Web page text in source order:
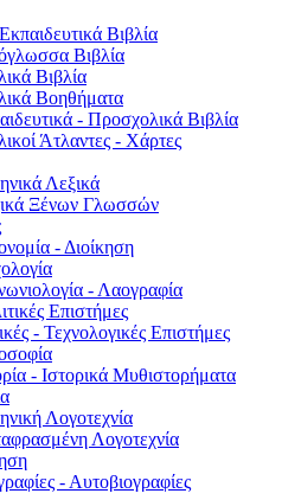
Βιβλία
Βιβλία
Βιβλία
Βοηθήματα
- Προσχολικά Βιβλία
Άτλαντες - Χάρτες
Λεξικά
Ξένων Γλωσσών
- Διοίκηση
- Λαογραφία
Eπιστήμες
- Τεχνολογικές Επιστήμες
- Ιστορικά Μυθιστορήματα
Λογοτεχνία
Λογοτεχνία
- Αυτοβιογραφίες